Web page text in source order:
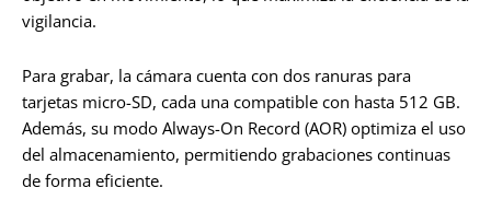
vigilancia.
Para grabar, la cámara cuenta con dos ranuras para
tarjetas micro-SD, cada una compatible con hasta 512 GB.
Además, su modo Always-On Record (AOR) optimiza el uso
del almacenamiento, permitiendo grabaciones continuas
de forma eficiente.